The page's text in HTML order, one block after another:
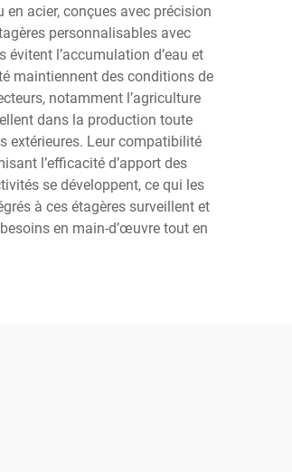
acier, conçues avec précision
personnalisables avec
l’accumulation d’eau et
maintiennent des conditions de
notamment l’agriculture
dans la production toute
extérieures. Leur compatibilité
l’efficacité d’apport des
se développent, ce qui les
à ces étagères surveillent et
en main-d’œuvre tout en